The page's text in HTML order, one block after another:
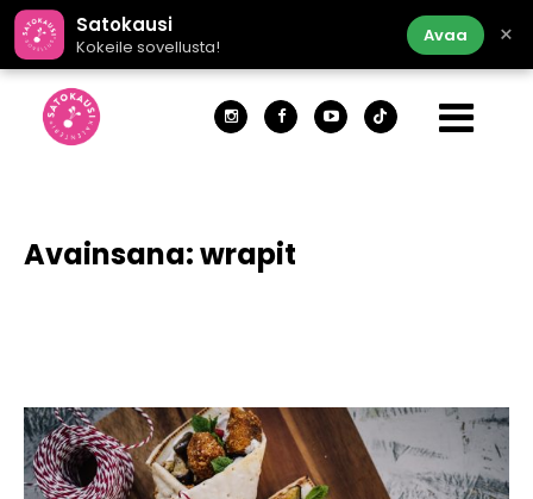
Satokausi
Kokeile sovellusta!
Avaa ×
Avainsana:wrapit